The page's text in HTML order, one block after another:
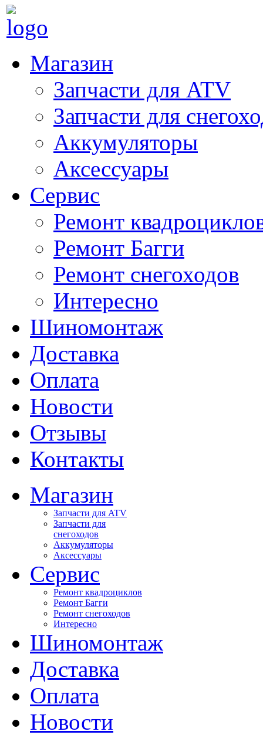
Магазин
Запчасти для ATV
Запчасти для
Аккумуляторы
Аксессуары
Сервис
Ремонт
Ремонт Багги
Ремонт снегоходов
Интересно
Шиномонтаж
Доставка
Оплата
Новости
Отзывы
Контакты
Магазин
Запчасти для ATV
Запчасти для
снегоходов
Аккумуляторы
Аксессуары
Сервис
Ремонт квадроциклов
Ремонт Багги
Ремонт снегоходов
Интересно
Шиномонтаж
Доставка
Оплата
Новости